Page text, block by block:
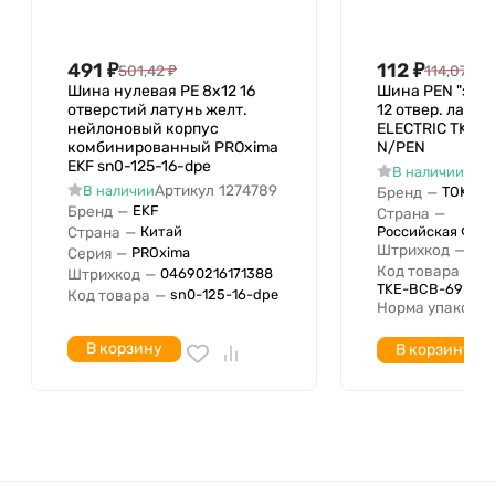
491 ₽501,42₽
Шина нулевая PE 8х12 16
отверстий латунь желт.
нейлоновый корпус
комбинированный PROxima
EKF sn0-125-16-dpe
В наличииАртикул 1274789
Бренд — EKF
Страна — Китай
Серия — PROxima
Штрихкод — 04690216171388
Код товара — sn0-125-16-dpe
В корзину
112₽114,07
Шина PEN
12 отвер.
ELECTRIC TKE-
N/PEN
В наличии
Бренд — TOKOV
Страна —
Российская
Штрихкод —
Код товара
TKE-BCB-69-12-
Норма упаковки
В корзину